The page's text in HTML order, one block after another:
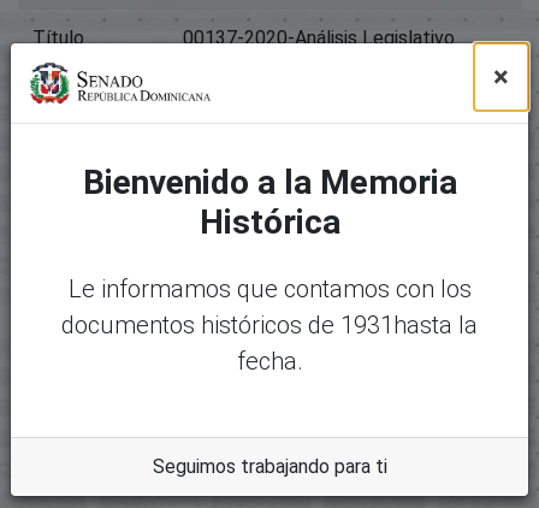
Título 00137-2020-Análisis Legislativo
Tipo Resoluciones Internas, Bicamerales Y
Paquete original
30678-32536 - 00137-2020-
Análisis Legislativo.pdf
Adobe Portable Document
argar
×
Bienvenido a la Memoria
Histórica
Le informamos que contamos con los
documentos históricos de 1931hasta la
fecha.
Seguimos trabajando para ti